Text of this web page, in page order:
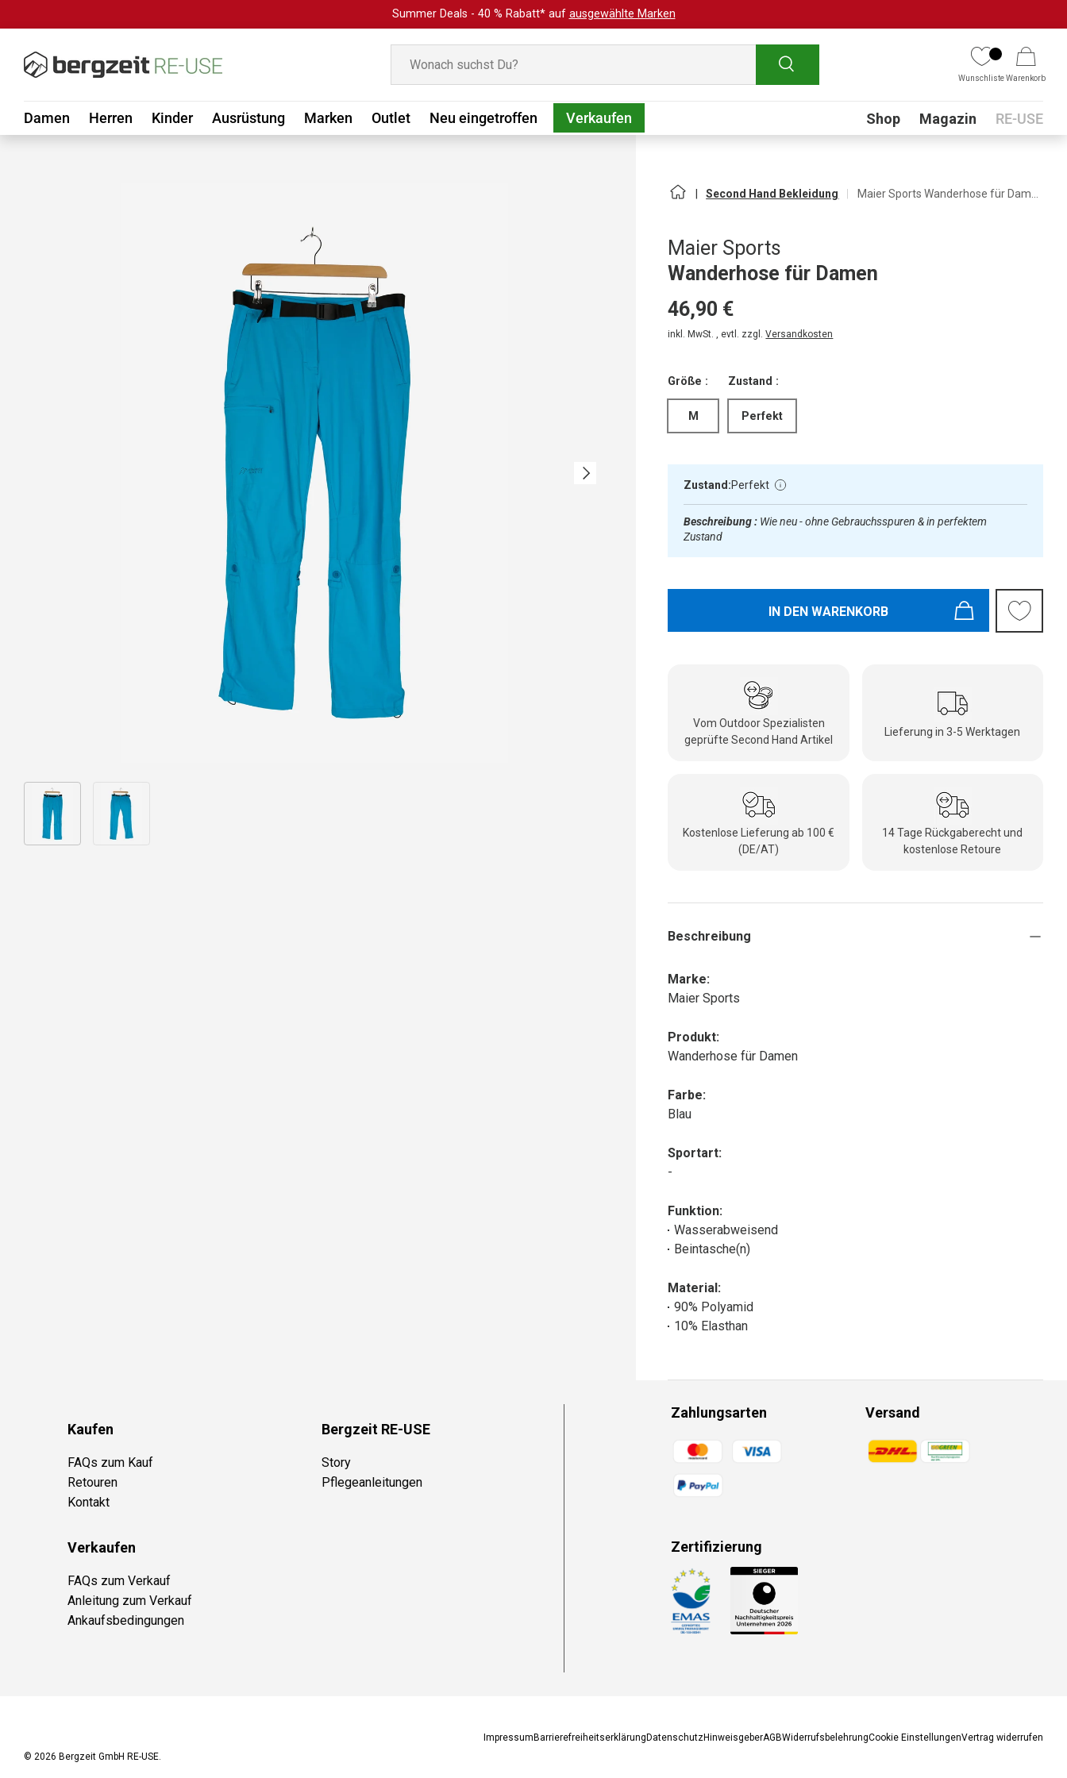
Summer Deals - 40 % Rabatt* auf ausgewählte Marken
Suchen
WunschlisteWarenkorb
Damen Herren Kinder Ausrüstung Marken Outlet Neu eingetroffen Verkaufen Submenu
Shop Magazin RE-USE
Nächste
Bild 1 in Galerieansicht laden
Second Hand Bekleidung
Maier Sports
Wanderhose für Damen
46,90 €
inkl. MwSt. , evtl. zzgl.Versandkosten
Größe :
M
Zustand :
Perfekt
Zustand:Perfekt
Beschreibung : Wie neu - ohne Gebrauchsspuren & in perfektem
Zustand
IN DEN WARENKORB
Vom Outdoor Spezialisten
geprüfte Second Hand Artikel
Lieferung in 3-5 Werktagen
Kostenlose Lieferung ab 100 €
(DE/AT)
14 Tage Rückgaberecht und
kostenlose Retoure
Beschreibung
Marke:
Maier Sports
Produkt:
Wanderhose für Damen
Farbe:
Blau
Sportart:
-
Funktion:
Wasserabweisend
Beintasche(n)
Material:
90% Polyamid
10% Elasthan
Kaufen
FAQs zum Kauf
Retouren
Kontakt
Bergzeit RE-USE
Story
Pflegeanleitungen
Verkaufen
FAQs zum Verkauf
Anleitung zum Verkauf
Ankaufsbedingungen
Zahlungsarten
Zahlungsmethoden
Versand
Zahlungsmethoden
Zertifizierung
Zahlungsmethoden
Impressum Barrierefreiheitserklärung DatenschutzHinweisgeberAGBWiderrufsbelehrungCookie EinstellungenVertrag widerrufen
© 2026 Bergzeit GmbH RE-USE.